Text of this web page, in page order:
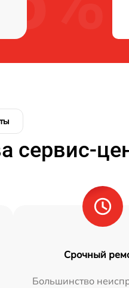
сервис-
Срочный
Большинство